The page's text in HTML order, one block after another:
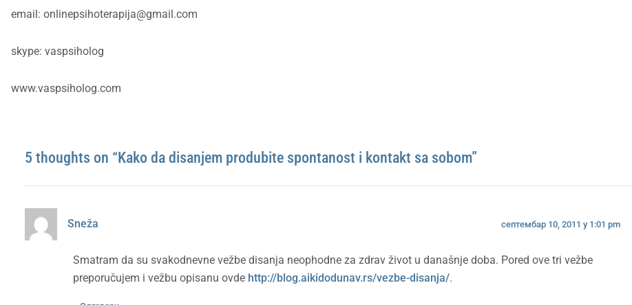
email: onlinepsihoterapija@gmail.com
skype: vaspsiholog
www.vaspsiholog.com
5 thoughts on “Kako da disanjem produbite spontanost i kontakt sa sobom”
Sneža септембар 10, 2011 у 1:01 pm
Smatram da su svakodnevne vežbe disanja neophodne za zdrav život u današnje doba. Pored ove tri vežbe
preporučujem i vežbu opisanu ovde http://blog.aikidodunav.rs/vezbe-disanja/.